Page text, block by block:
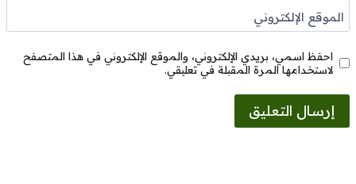
الموقع الإلكتروني
احفظ اسمي، بريدي الإلكتروني، والموقع الإلكتروني في هذا المتصفح
لاستخدامها المرة المقبلة في تعليقي.